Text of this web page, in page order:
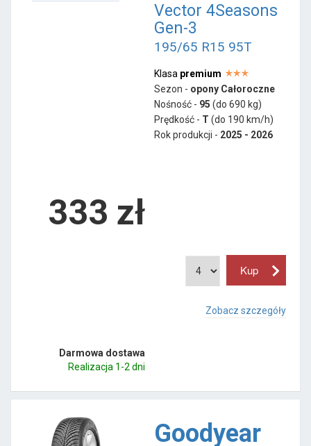
Vector 4Seasons
Gen-3
195/65 R15 95T
Klasa premium
Sezon - opony Całoroczne
Nośność - 95 (do 690 kg)
Prędkość - T (do 190 km/h)
Rok produkcji - 2025 - 2026
333 zł
Zobacz szczegóły
Darmowa dostawa
Realizacja 1-2 dni
Goodyear